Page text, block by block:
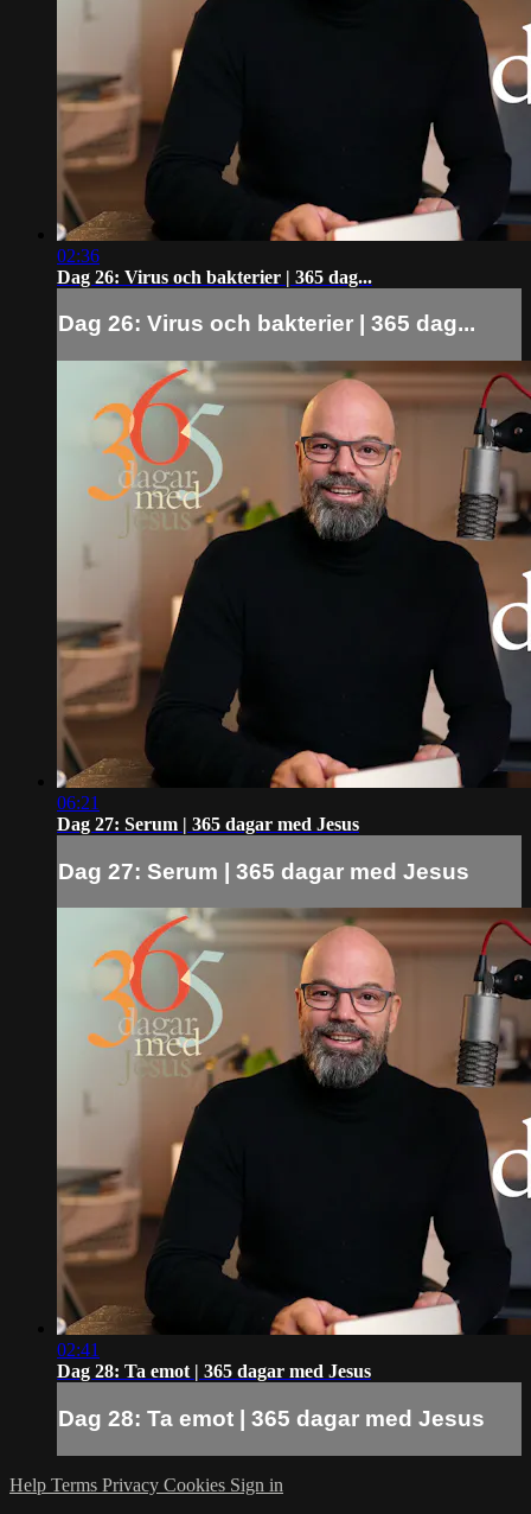
02:36
Dag 26: Virus och bakterier | 365 dag...
Dag 26: Virus och bakterier | 365 dag...
06:21
Dag 27: Serum | 365 dagar med Jesus
Dag 27: Serum | 365 dagar med Jesus
02:41
Dag 28: Ta emot | 365 dagar med Jesus
Dag 28: Ta emot | 365 dagar med Jesus
Help Terms Privacy Cookies Sign in